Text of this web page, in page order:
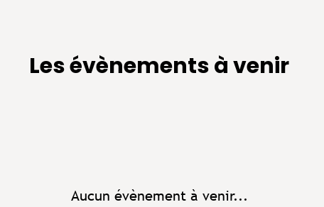
Les évènements à venir
Aucun évènement à venir...